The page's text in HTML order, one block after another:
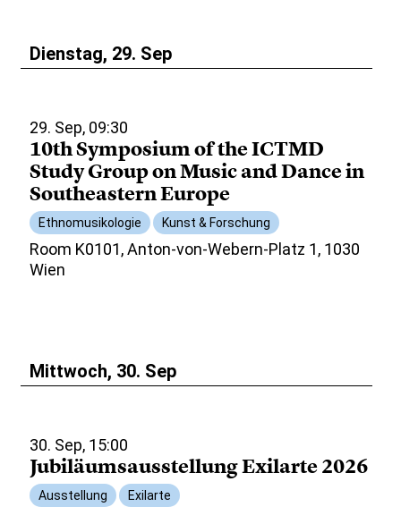
Dienstag, 29. Sep
29. Sep, 09:30
10th Symposium of the ICTMD
Study Group on Music and Dance in
Southeastern Europe
Ethnomusikologie Kunst & Forschung
Room K0101, Anton-von-Webern-Platz 1, 1030
Wien
Mittwoch, 30. Sep
30. Sep, 15:00
Jubiläumsausstellung Exilarte 2026
Ausstellung Exilarte